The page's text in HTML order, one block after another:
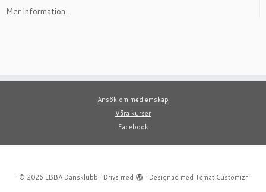
Mer information…
Ansök om medlemskap
Våra kurser
Facebook
· © 2026 EBBA Dansklubb · Drivs med · Designad med Temat Customizr·